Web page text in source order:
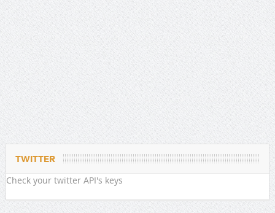
TWITTER
Check your twitter API's keys